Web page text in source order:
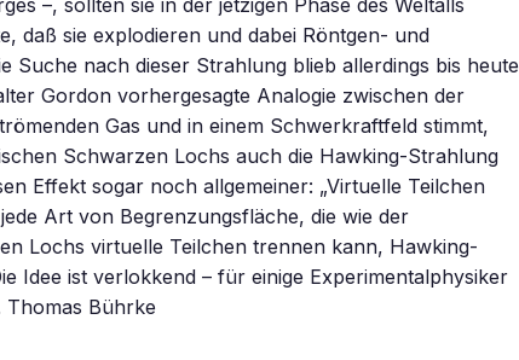
–, sollten sie in der jetzigen Phase des Weltalls
daß sie explodieren und dabei Röntgen- und
Suche nach dieser Strahlung blieb allerdings bis heute
Gordon vorhergesagte Analogie zwischen der
Gas und in einem Schwerkraftfeld stimmt,
Schwarzen Lochs auch die Hawking-Strahlung
Effekt sogar noch allgemeiner: „Virtuelle Teilchen
Art von Begrenzungsfläche, die wie der
Lochs virtuelle Teilchen trennen kann, Hawking-
Idee ist verlokkend – für einige Experimentalphysiker
Thomas Bührke